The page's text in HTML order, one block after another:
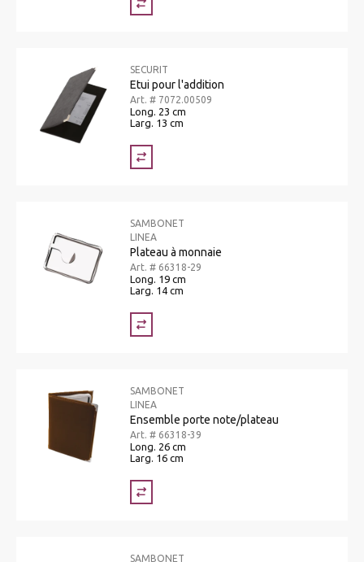
SECURIT
Etui pour l'addition
Art. # 7072.00509
Long. 23 cm
Larg. 13 cm
SAMBONET
LINEA
Plateau à monnaie
Art. # 66318-29
Long. 19 cm
Larg. 14 cm
SAMBONET
LINEA
Ensemble porte note/plateau
Art. # 66318-39
Long. 26 cm
Larg. 16 cm
SAMBONET